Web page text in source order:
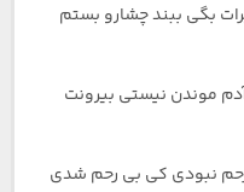
بگی ببند چشارو بستم
موندن نیستی بیرونت
نبودی کی بی رحم شدی